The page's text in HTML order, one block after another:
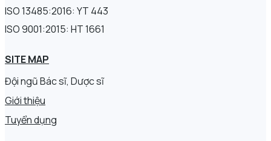
ISO 13485:2016: YT 443
ISO 9001:2015: HT 1661
SITE MAP
Đội ngũ Bác sĩ, Dược sĩ
Giới thiệu
Tuyển dụng